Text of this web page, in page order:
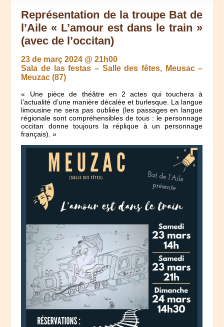
Représentation de la troupe Bat de
l’Aile « L’amour est dans le train »
(avec de l’occitan)
23 de març 2024 @ 21h00
Sala de las festas – Salle des fêtes, Meusac –
Meuzac (87)
« Une pièce de théâtre en 2 actes qui touchera à
l’actualité d’une manière décalée et burlesque. La langue
limousine ne sera pas oubliée (les passages en langue
régionale sont compréhensibles de tous : le personnage
occitan donne toujours la réplique à un personnage
français). »